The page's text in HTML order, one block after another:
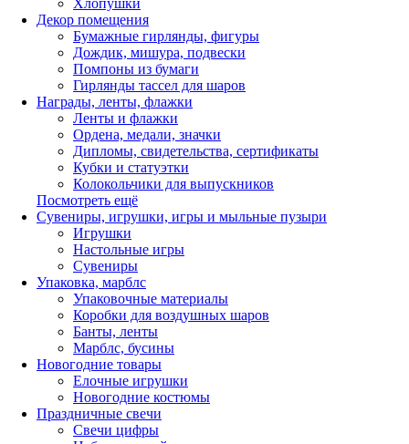
Декор помещения
Бумажные гирлянды, фигуры
Дождик, мишура, подвески
Помпоны из бумаги
Гирлянды тассел для шаров
Награды, ленты, флажки
Ленты и флажки
Ордена, медали, значки
Дипломы, свидетельства, сертификаты
Кубки и статуэтки
Колокольчики для выпускников
Посмотреть ещё
Сувениры, игрушки, игры и мыльные пузыри
Игрушки
Настольные игры
Сувениры
Упаковка, марблс
Упаковочные материалы
Коробки для воздушных шаров
Банты, ленты
Марблс, бусины
Новогодние товары
Елочные игрушки
Новогодние костюмы
Праздничные свечи
Свечи цифры